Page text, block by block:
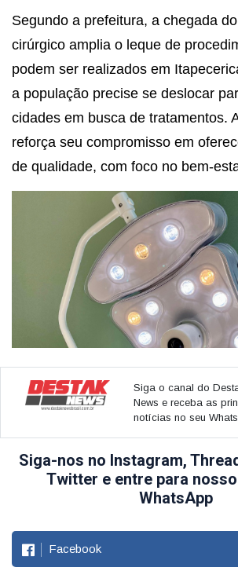
Segundo a prefeitura, a chegada
cirúrgico amplia o leque de
podem ser realizados em
a população precise se deslocar
cidades em busca de tratamentos.
reforça seu compromisso em
de qualidade, com foco no bem-
Siga o canal do
News e receba as
notícias no seu
Siga-nos no Instagram,
Twitter e entre para
WhatsApp
Facebook